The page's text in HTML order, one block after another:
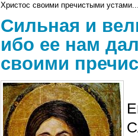
Христос своими пречистыми
Сильная и
ибо ее нам
своими